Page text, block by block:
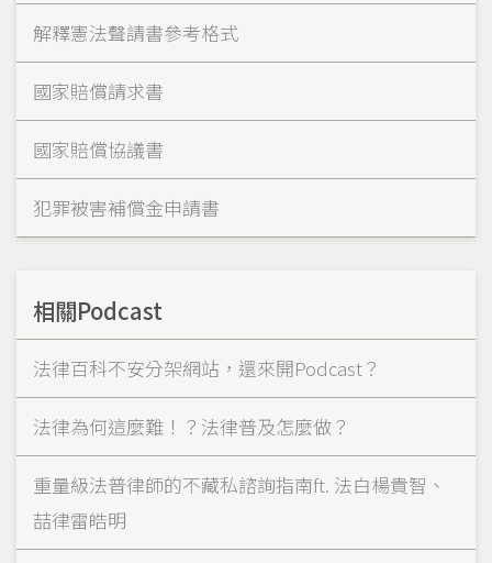
解釋憲法聲請書參考格式
國家賠償請求書
國家賠償協議書
犯罪被害補償金申請書
相關Podcast
法律百科不安分架網站，還來開Podcast？
法律為何這麼難！？法律普及怎麼做？
重量級法普律師的不藏私諮詢指南ft. 法白楊貴智、
喆律雷皓明